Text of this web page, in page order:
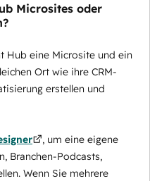
Microsites oder
Hub eine Microsite und ein
Ort wie ihre CRM-
erstellen und
, um eine eigene
Branchen-Podcasts,
Wenn Sie mehrere